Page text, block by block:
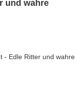
und wahre